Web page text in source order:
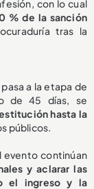
con lo cual
% de la sanción
tras la
pasa a la etapa de
de 45 días, se
hasta la
públicos.
evento continúan
y aclarar las
el ingreso y la